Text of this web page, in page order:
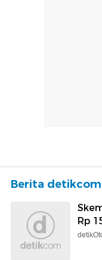
Berita detikcom
Rp